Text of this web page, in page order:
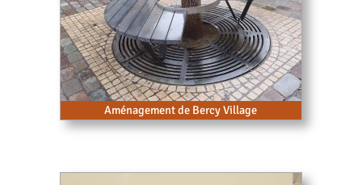
Aménagement de Bercy Village